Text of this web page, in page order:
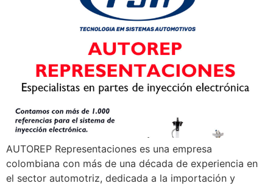
AUTOREP Representaciones es una empresa
colombiana con más de una década de experiencia en
el sector automotriz, dedicada a la importación y